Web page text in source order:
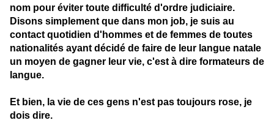
nom pour éviter toute difficulté d'ordre judiciaire.
Disons simplement que dans mon job, je suis au
contact quotidien d'hommes et de femmes de toutes
nationalités ayant décidé de faire de leur langue natale
un moyen de gagner leur vie, c'est à dire formateurs de
langue.
Et bien, la vie de ces gens n'est pas toujours rose, je
dois dire.